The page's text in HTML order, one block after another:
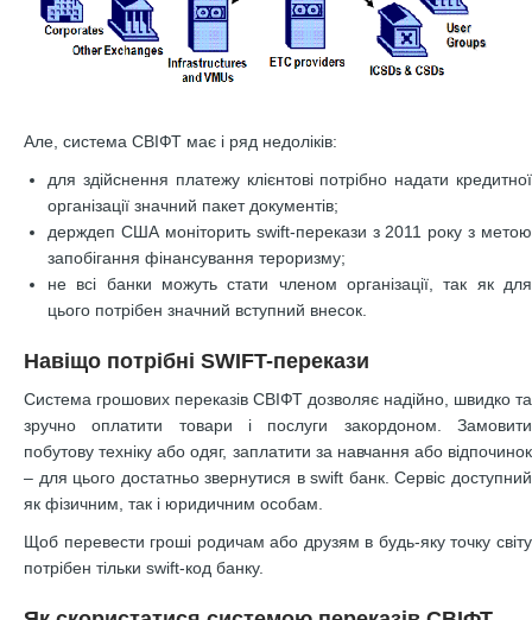
Але, система СВІФТ має і ряд недоліків:
для здійснення платежу клієнтові потрібно надати кредитної
організації значний пакет документів;
держдеп США моніторить swift-перекази з 2011 року з метою
запобігання фінансування тероризму;
не всі банки можуть стати членом організації, так як для
цього потрібен значний вступний внесок.
Навіщо потрібні SWIFT-перекази
Система грошових переказів СВІФТ дозволяє надійно, швидко та
зручно оплатити товари і послуги закордоном. Замовити
побутову техніку або одяг, заплатити за навчання або відпочинок
– для цього достатньо звернутися в swift банк. Сервіс доступний
як фізичним, так і юридичним особам.
Щоб перевести гроші родичам або друзям в будь-яку точку світу
потрібен тільки swift-код банку.